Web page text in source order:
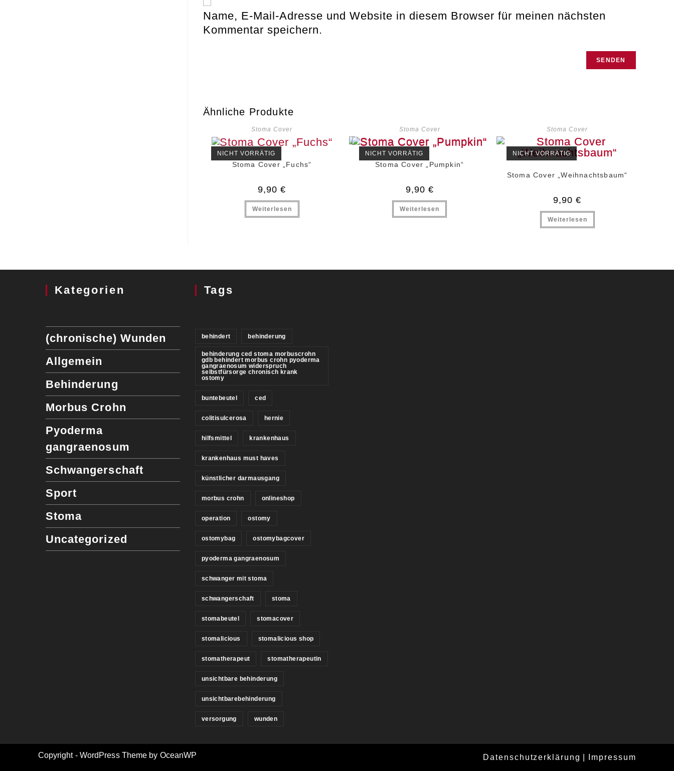
Name, E-Mail-Adresse und Website in diesem Browser für meinen nächsten
Kommentar speichern.
Ähnliche Produkte
Stoma Cover
NICHT VORRÄTIG
Stoma Cover „Fuchs“
9,90€
Weiterlesen
Stoma Cover
NICHT VORRÄTIG
Stoma Cover „Pumpkin“
9,90 €
Weiterlesen
Stoma Cover
NICHT VORRÄTIG
Stoma Cover „Weihnachtsbaum“
9,90€
Weiterlesen
Kategorien
(chronische) Wunden
Allgemein
Behinderung
Morbus Crohn
Pyoderma
gangraenosum
Schwangerschaft
Sport
Stoma
Uncategorized
Tags
behindert behinderung
behinderung ced stoma morbuscrohn
gdb behindert morbus crohn pyoderma
gangraenosum widerspruch
selbstfürsorge chronisch krank
ostomy
buntebeutel ced
colitisulcerosa hernie
hilfsmittel krankenhaus
krankenhaus must haves
künstlicher darmausgang
morbus crohn onlineshop
operation ostomy
ostomybag ostomybagcover
pyoderma gangraenosum
schwanger mit stoma
schwangerschaft stoma
stomabeutel stomacover
stomalicious stomalicious shop
stomatherapeut stomatherapeutin
unsichtbare behinderung
unsichtbarebehinderung
versorgung wunden
Datenschutzerklärung Impressum
Copyright - WordPress Theme by OceanWP